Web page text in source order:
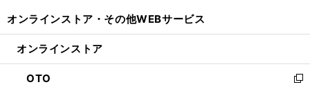
開
ン
ウ
で
ウ
ン
ド
オンラインストア・ その他WEBサービス
オンラインストア
OTO
新